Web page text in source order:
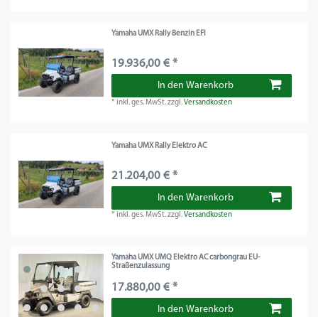
Yamaha UMX Rally Benzin EFI
19.936,00 € *
In den Warenkorb
*inkl. ges. MwSt.zzgl.Versandkosten
Yamaha UMX Rally Elektro AC
21.204,00 € *
In den Warenkorb
*inkl. ges. MwSt.zzgl.Versandkosten
Yamaha UMX UMQ Elektro AC carbongrau EU-
Straßenzulassung
17.880,00 € *
In den Warenkorb